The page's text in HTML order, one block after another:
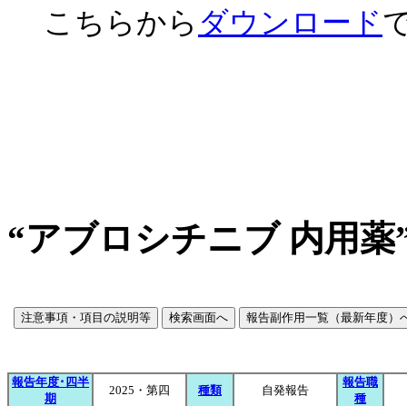
こちらから ダウンロード
“アブロシチニブ 内用薬
報告年度･四半
期
2025・第四 種類 自発報告
報告職
種